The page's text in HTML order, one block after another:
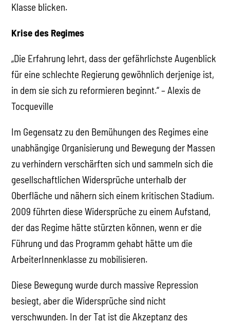
Klasse blicken.
Krise des Regimes
„Die Erfahrung lehrt, dass der gefährlichste Augenblick
für eine schlechte Regierung gewöhnlich derjenige ist,
in dem sie sich zu reformieren beginnt.“ – Alexis de
Tocqueville
Im Gegensatz zu den Bemühungen des Regimes eine
unabhängige Organisierung und Bewegung der Massen
zu verhindern verschärften sich und sammeln sich die
gesellschaftlichen Widersprüche unterhalb der
Oberfläche und nähern sich einem kritischen Stadium.
2009 führten diese Widersprüche zu einem Aufstand,
der das Regime hätte stürzten können, wenn er die
Führung und das Programm gehabt hätte um die
ArbeiterInnenklasse zu mobilisieren.
Diese Bewegung wurde durch massive Repression
besiegt, aber die Widersprüche sind nicht
verschwunden. In der Tat ist die Akzeptanz des